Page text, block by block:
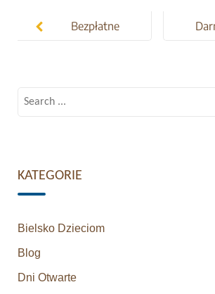
navigation
Bezpłatne
Search
KATEGORIE
Bielsko Dzieciom
Blog
Dni Otwarte